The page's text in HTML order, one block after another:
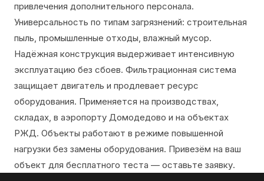
привлечения дополнительного персонала.
Универсальность по типам загрязнений: строительная
пыль, промышленные отходы, влажный мусор.
Надёжная конструкция выдерживает интенсивную
эксплуатацию без сбоев. Фильтрационная система
защищает двигатель и продлевает ресурс
оборудования. Применяется на производствах,
складах, в аэропорту Домодедово и на объектах
РЖД. Объекты работают в режиме повышенной
нагрузки без замены оборудования. Привезём на ваш
объект для бесплатного теста — оставьте заявку.